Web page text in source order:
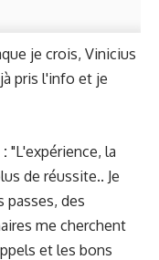
je crois, Vinicius
pris l'info et je
"L'expérience, la
de réussite.. Je
passes, des
me cherchent
et les bons